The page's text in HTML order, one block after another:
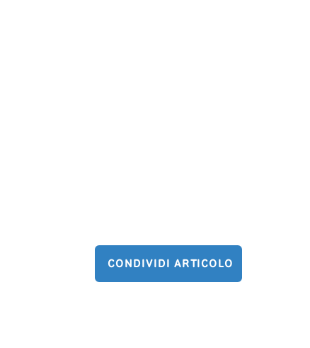
CONDIVIDI ARTICOLO